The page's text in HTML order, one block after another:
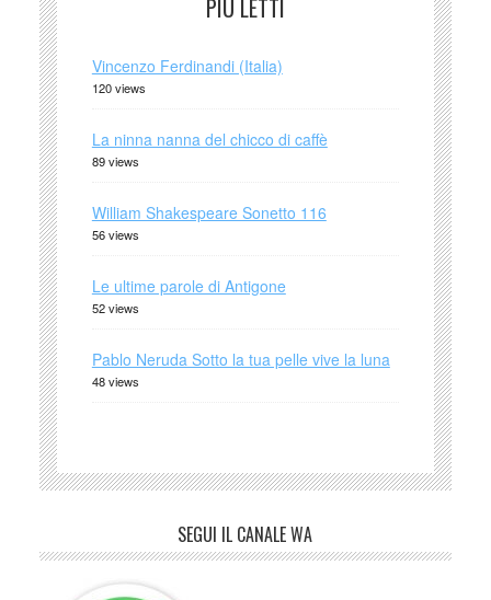
PIÙ LETTI
Vincenzo Ferdinandi (Italia)
120 views
La ninna nanna del chicco di caffè
89 views
William Shakespeare Sonetto 116
56 views
Le ultime parole di Antigone
52 views
Pablo Neruda Sotto la tua pelle vive la luna
48 views
SEGUI IL CANALE WA